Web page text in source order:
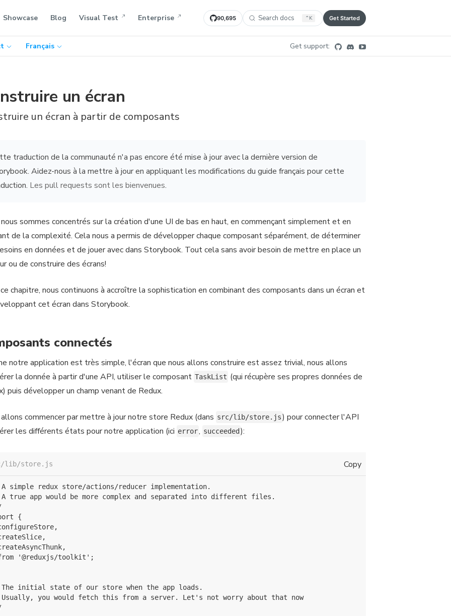
Showcase Blog Visual Test Enterprise 90,695 Search docs ⌃ K Get Started
Français Get support:
un écran
un écran à partir de composants
traduction de la communauté n'a pas encore été mise à jour avec la dernière version de
Aidez-nous à la mettre à jour en appliquant les modifications du guide français pour cette
Les pull requests sont les bienvenues.
sommes concentrés sur la création d'une UI de bas en haut, en commençant simplement et en
de la complexité. Cela nous a permis de développer chaque composant séparément, de déterminer
en données et de jouer avec dans Storybook. Tout cela sans avoir besoin de mettre en place un
ou de construire des écrans!
chapitre, nous continuons à accroître la sophistication en combinant des composants dans un écran et
cet écran dans Storybook.
connectés
notre application est très simple, l'écran que nous allons construire est assez trivial, nous allons
la donnée à partir d'une API, utiliser le composant TaskList (qui récupère ses propres données de
puis développer un champ venant de Redux.
commencer par mettre à jour notre store Redux (dans src/lib/store.js ) pour connecter l'API
les différents états pour notre application (ici error, succeeded ):
Copy
lib/store.js
simple redux store/actions/reducer implementation.
true app would be more complex and separated into different files.
{
'@reduxjs/toolkit';
initial state of our store when the app loads.
you would fetch this from a server. Let's not worry about that now